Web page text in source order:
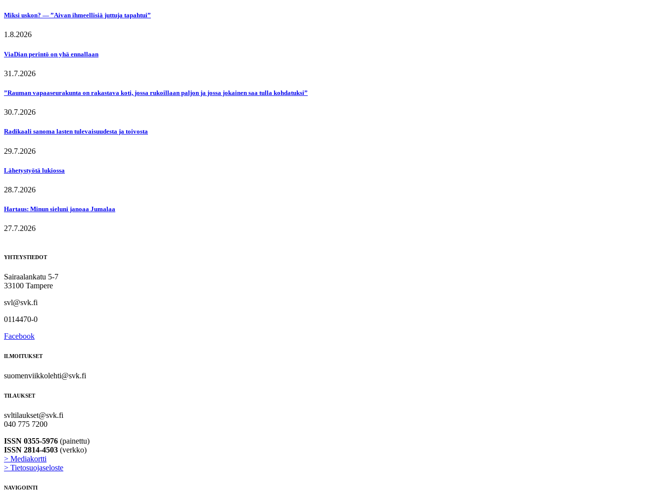
Miksi uskon? — ”Aivan ihmeellisiä juttuja tapahtui”
1.8.2026
ViaDian perintö on yhä ennallaan
31.7.2026
”Rauman vapaaseurakunta on rakastava koti, jossa rukoillaan paljon ja jossa jokainen saa tulla kohdatuksi”
30.7.2026
Radikaali sanoma lasten tulevaisuudesta ja toivosta
29.7.2026
Lähetystyötä lukiossa
28.7.2026
Hartaus: Minun sieluni janoaa Jumalaa
27.7.2026
YHTEYSTIEDOT
Sairaalankatu 5-7
33100 Tampere
svl@svk.fi
0114470-0
Facebook
ILMOITUKSET
suomenviikkolehti@svk.fi
TILAUKSET
svltilaukset@svk.fi
040 775 7200
ISSN 0355-5976 (painettu)
ISSN 2814-4503 (verkko)
> Mediakortti
> Tietosuojaseloste
NAVIGOINTI